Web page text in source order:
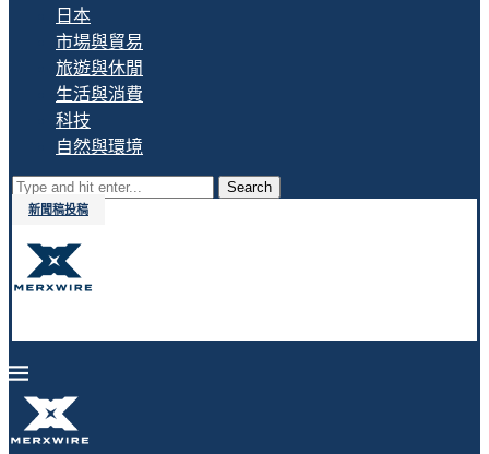
日本
市場與貿易
旅遊與休閒
生活與消費
科技
自然與環境
Search
新聞稿投稿